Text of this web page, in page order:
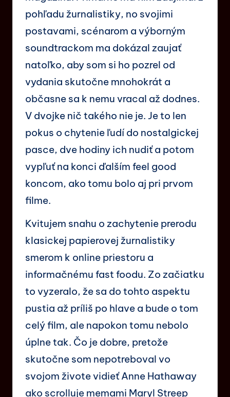
pohľadu žurnalistiky, no svojimi
postavami, scénarom a výborným
soundtrackom ma dokázal zaujať
natoľko, aby som si ho pozrel od
vydania skutočne mnohokrát a
občasne sa k nemu vracal až dodnes.
V dvojke nič takého nie je. Je to len
pokus o chytenie ľudí do nostalgickej
pasce, dve hodiny ich nudiť a potom
vypľuť na konci ďalším feel good
koncom, ako tomu bolo aj pri prvom
filme.
Kvitujem snahu o zachytenie prerodu
klasickej papierovej žurnalistiky
smerom k online priestoru a
informačnému fast foodu. Zo začiatku
to vyzeralo, že sa do tohto aspektu
pustia až príliš po hlave a bude o tom
celý film, ale napokon tomu nebolo
úplne tak. Čo je dobre, pretože
skutočne som nepotreboval vo
svojom živote vidieť Anne Hathaway
ako scrolluje memami Maryl Streep